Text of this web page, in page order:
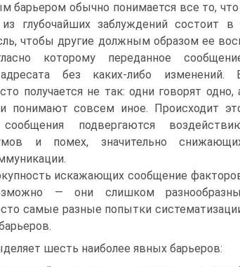
барьером обычно понимается все то,
глубочайших заблуждений состоит
чтобы другие должным образом ее
которому переданное
без каких-либо изменений.
получается не так: одни говорят одно,
понимают совсем иное. Происходит
подвергаются
и помех, значительно
искажающих сообщение
— они слишком
самые разные попытки
шесть наиболее явных барьеров: